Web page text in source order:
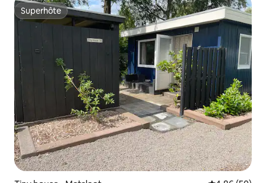
Superhôte
Superhôte